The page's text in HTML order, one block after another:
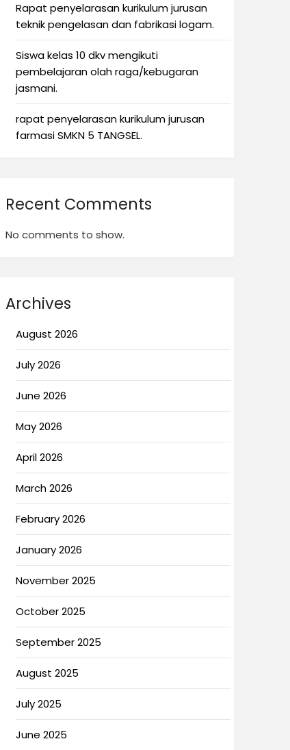
Rapat penyelarasan kurikulum jurusan
teknik pengelasan dan fabrikasi logam.
Siswa kelas 10 dkv mengikuti
pembelajaran olah raga/kebugaran
jasmani.
rapat penyelarasan kurikulum jurusan
farmasi SMKN 5 TANGSEL.
Recent Comments
No comments to show.
Archives
August 2026
July 2026
June 2026
May 2026
April 2026
March 2026
February 2026
January 2026
November 2025
October 2025
September 2025
August 2025
July 2025
June 2025